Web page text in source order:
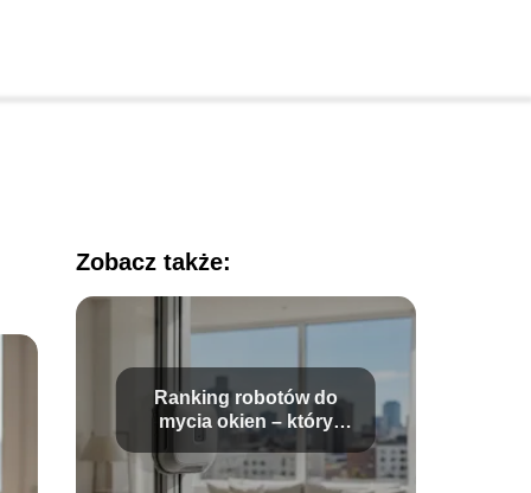
Zobacz także:
Ranking robotów do
mycia okien – który
model wybrać?